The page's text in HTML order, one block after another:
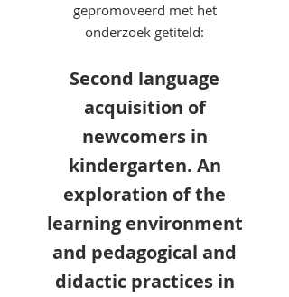
gepromoveerd met het
onderzoek getiteld:
Second language
acquisition of
newcomers in
kindergarten. An
exploration of the
learning environment
and pedagogical and
didactic practices in